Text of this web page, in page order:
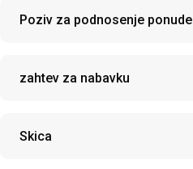
Poziv za podnosenje ponude
zahtev za nabavku
Skica